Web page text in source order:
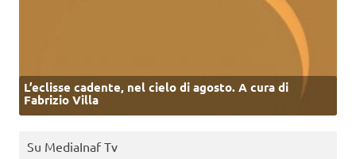
L’eclisse cadente, nel cielo di agosto. A cura di
Fabrizio Villa
Su MediaInaf Tv